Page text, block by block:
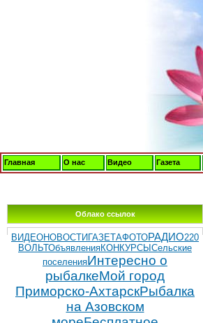
Главная О нас Видео Газета
Облако ссылок
ВИДЕОНОВОСТИ ГАЗЕТАФОТОРАДИО220
ВОЛЬТОбъявленияКОНКУРСЫ Сельские
поселенияИнтересно о
рыбалкеМой город
Приморско-АхтарскРыбалка
на Азовском